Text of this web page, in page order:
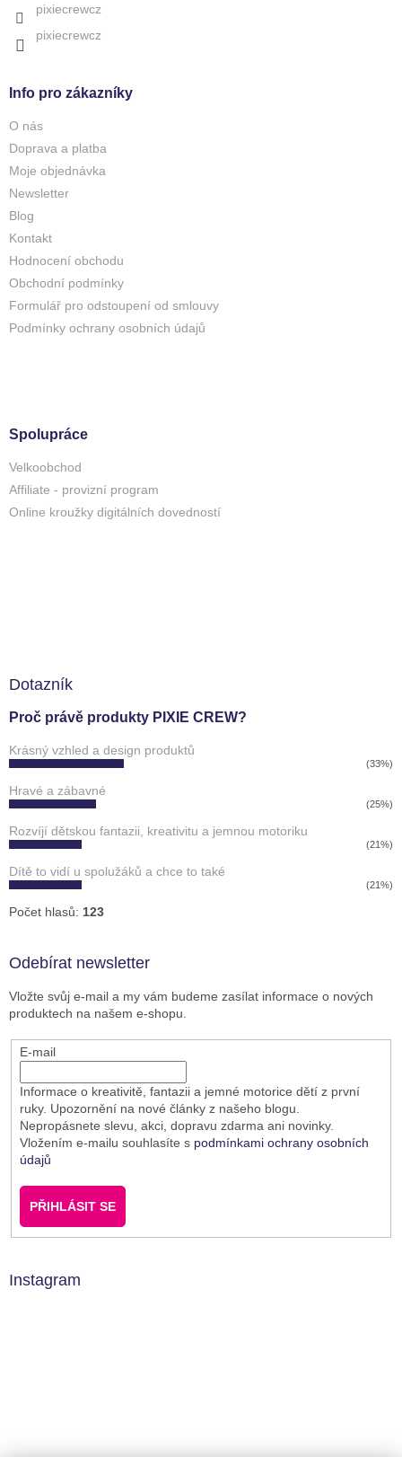
pixiecrewcz
pixiecrewcz
Info pro zákazníky
O nás
Doprava a platba
Moje objednávka
Newsletter
Blog
Kontakt
Hodnocení obchodu
Obchodní podmínky
Formulář pro odstoupení od smlouvy
Podmínky ochrany osobních údajů
Spolupráce
Velkoobchod
Affiliate - provizní program
Online kroužky digitálních dovedností
Dotazník
Proč právě produkty PIXIE CREW?
Krásný vzhled a design produktů
(33%)
Hravé a zábavné
(25%)
Rozvíjí dětskou fantazii, kreativitu a jemnou motoriku
(21%)
Dítě to vidí u spolužáků a chce to také
(21%)
Počet hlasů: 123
Odebírat newsletter
Vložte svůj e-mail a my vám budeme zasílat informace o nových
produktech na našem e-shopu.
E-mail
Informace o kreativitě, fantazii a jemné motorice dětí z první
ruky. Upozornění na nové články z našeho blogu.
Nepropásnete slevu, akci, dopravu zdarma ani novinky.
Vložením e-mailu souhlasíte s podmínkami ochrany osobních
údajů
PŘIHLÁSIT SE
Instagram